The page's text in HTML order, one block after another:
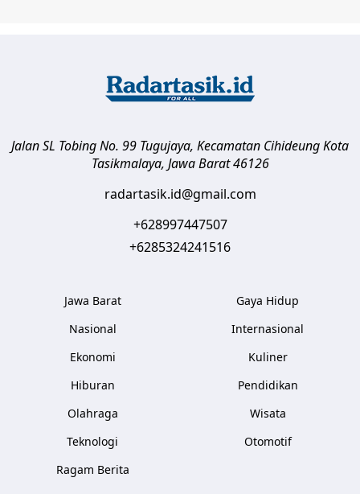
Jalan SL Tobing No. 99 Tugujaya, Kecamatan CihideungKota
Tasikmalaya, Jawa Barat 46126
radartasik.id@gmail.com
+628997447507
+6285324241516
Jawa Barat
Nasional
Ekonomi
Hiburan
Olahraga
Teknologi
Ragam Berita
Gaya Hidup
Internasional
Kuliner
Pendidikan
Wisata
Otomotif